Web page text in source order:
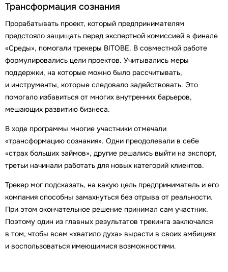
Трансформация сознания
Прорабатывать проект, который предпринимателям
предстояло защищать перед экспертной комиссией в финале
«Среды», помогали трекеры BITOBE. В совместной работе
формулировались цели проектов. Учитывались меры
поддержки, на которые можно было рассчитывать,
и инструменты, которые следовало задействовать. Это
помогало избавиться от многих внутренних барьеров,
мешающих развитию бизнеса.
В ходе программы многие участники отмечали
«трансформацию сознания». Одни преодолевали в себе
«страх больших займов», другие решались выйти на экспорт,
третьи начинали работать для новых категорий клиентов.
Трекер мог подсказать, на какую цель предприниматель и его
компания способны замахнуться без отрыва от реальности.
При этом окончательное решение принимал сам участник.
Поэтому один из главных результатов трекинга заключался
в том, чтобы всем «хватило духа» вырасти в своих амбициях
и воспользоваться имеющимися возможностями.